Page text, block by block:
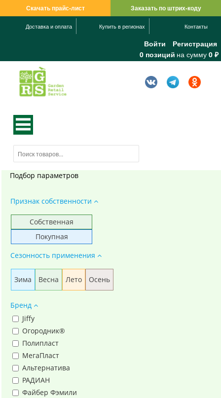
Скачать прайс-лист Заказать по штрих-коду
Доставка и оплата Купить в регионах Контакты
Войти
Регистрация
0 позиций на сумму 0 ₽
Подбор параметров
Сезонность применения
Зима Весна Лето Осень
Признак собственности
Собственная
Покупная
Бренд
Jiffy
Огородник®
Полипласт
МегаПласт
Альтернатива
РАДИАН
Файбер Фэмили